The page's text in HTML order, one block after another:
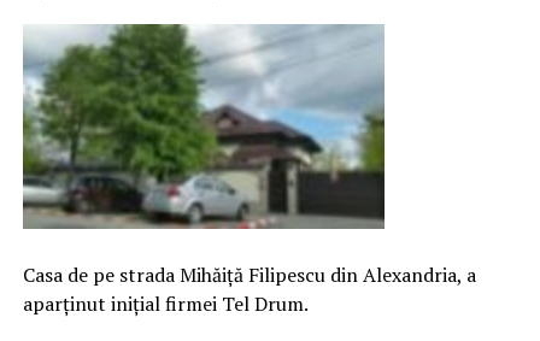
Casa de pe strada Mihăiță Filipescu din Alexandria, a
aparținut inițial firmei Tel Drum.